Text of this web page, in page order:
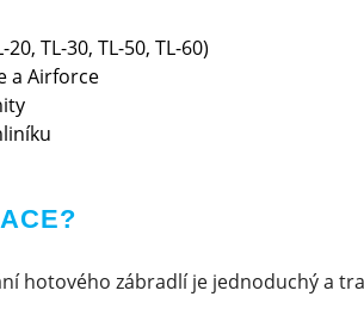
TL-30, TL-50, TL-60)
a Airforce
hotového zábradlí je jednoduchý a